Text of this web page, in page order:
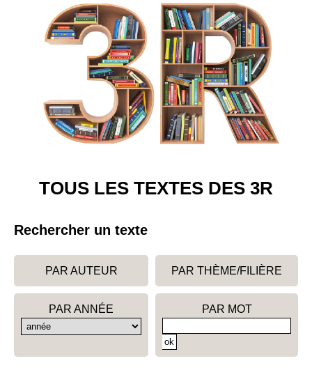
TOUS LES TEXTES DES 3R
Rechercher un texte
PAR AUTEUR PAR THÈME/FILIÈRE
PAR ANNÉE PAR MOT